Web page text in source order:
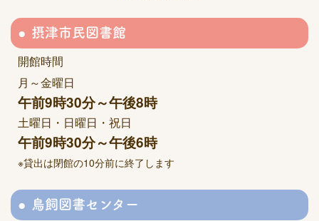
摂津市民図書館
開館時間
月～金曜日
午前9時30分～午後8時
土曜日・日曜日・祝日
午前9時30分～午後6時
※貸出は閉館の10分前に終了します
鳥飼図書センター